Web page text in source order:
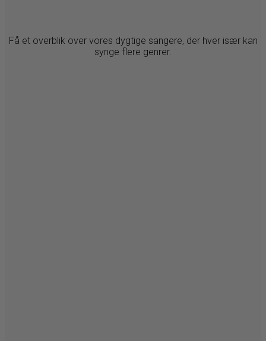
Få et overblik over vores dygtige sangere, der hver især kan
synge flere genrer.